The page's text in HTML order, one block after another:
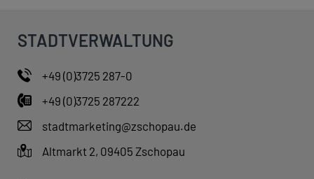
STADTVERWALTUNG
+49 (0)3725 287-0
+49 (0)3725 287222
stadtmarketing@zschopau.de
Altmarkt 2, 09405 Zschopau